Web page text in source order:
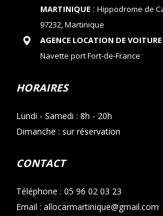
MARTINIQUE: Hippodrome de
97232, Martinique
AGENCE LOCATION DE
Navette port Fort-de-France
HORAIRES
Lundi - Samedi : 8h - 20h
Dimanche : sur réservation
CONTACT
Téléphone : 05 96 02 03 23
Email : allocarmartinique@gmail.com